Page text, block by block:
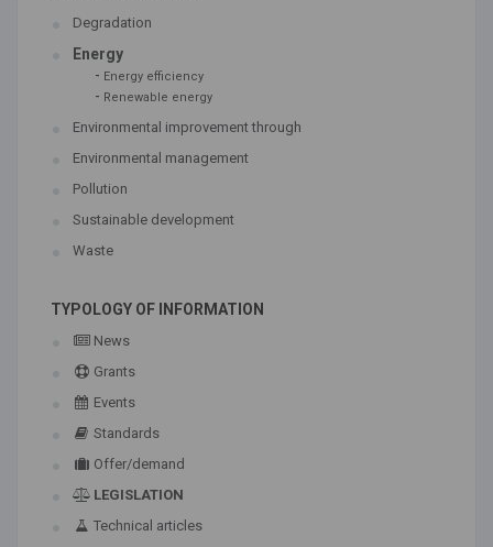
Degradation
Energy
- Energy efficiency
- Renewable energy
Environmental improvement through
Environmental management
Pollution
Sustainable development
Waste
TYPOLOGY OF INFORMATION
News
Grants
Events
Standards
Offer/demand
LEGISLATION
Technical articles